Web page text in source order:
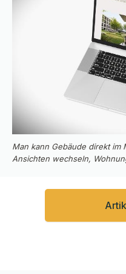
Man kann Gebäude direkt
Ansichten wechseln,